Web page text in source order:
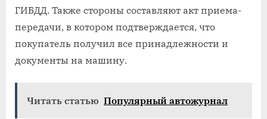
ГИБДД. Также стороны составляют акт приема-
передачи, в котором подтверждается, что
покупатель получил все принадлежности и
документы на машину.
Читать статью Популярный автожурнал